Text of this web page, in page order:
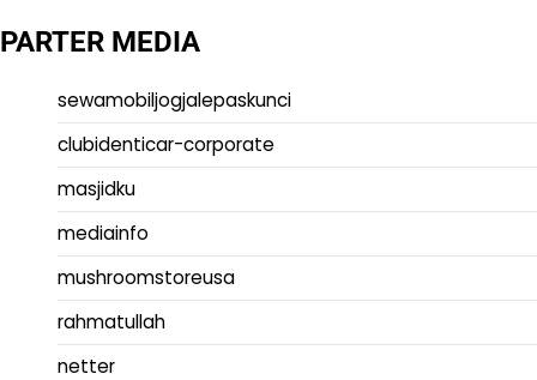
PARTER MEDIA
sewamobiljogjalepaskunci
clubidenticar-corporate
masjidku
mediainfo
mushroomstoreusa
rahmatullah
netter